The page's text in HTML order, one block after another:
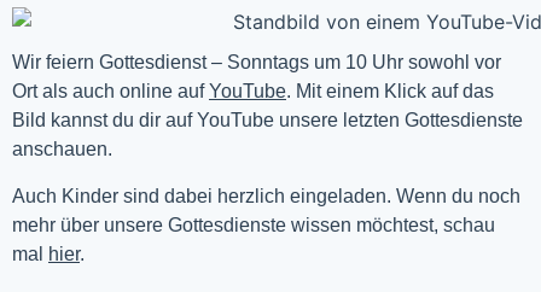
Wir feiern Gottesdienst – Sonntags um 10 Uhr sowohl vor
Ort als auch online auf YouTube. Mit einem Klick auf das
Bild kannst du dir auf YouTube unsere letzten Gottesdienste
anschauen.
Auch Kinder sind dabei herzlich eingeladen. Wenn du noch
mehr über unsere Gottesdienste wissen möchtest, schau
mal
hier.